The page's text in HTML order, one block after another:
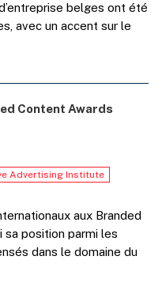
belges ont été
avec un accent sur le
Content Awards
Advertising Institute
aux Branded
sa position parmi les
dans le domaine du